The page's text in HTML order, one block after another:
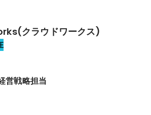
クラウドワークス)
営戦略担当